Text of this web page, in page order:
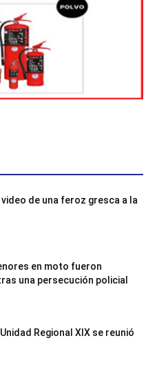
de una feroz gresca a la
en moto fueron
una persecución policial
Regional XIX se reunió